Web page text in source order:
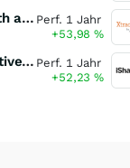
VanEck Vectors Rare Earth and Strategic Metals UCITS ETF Perf. 1 Jahr
+53,98%
UBS (Irl) ETF plc – Solactive Global Pure Gold Miners UCITS ETF - A Dis USD o.N. Perf. 1 Jahr
+52,23%